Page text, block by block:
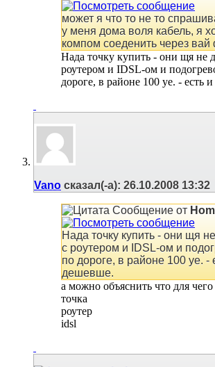
может я что то не то
у меня дома воля кабель, я
компом соеденить через вай
Нада точку купить - они щя не
роутером и IDSL-ом и
дороге, в районе 100 уе. - есть
Vano сказал(-а): 26.10.2008 13:32
Сообщение от
Нада точку купить - они щя
с роутером и IDSL-ом и
по дороге, в районе 100 уе. -
дешевше.
а можно объяснить что для чего
точка
роутер
idsl